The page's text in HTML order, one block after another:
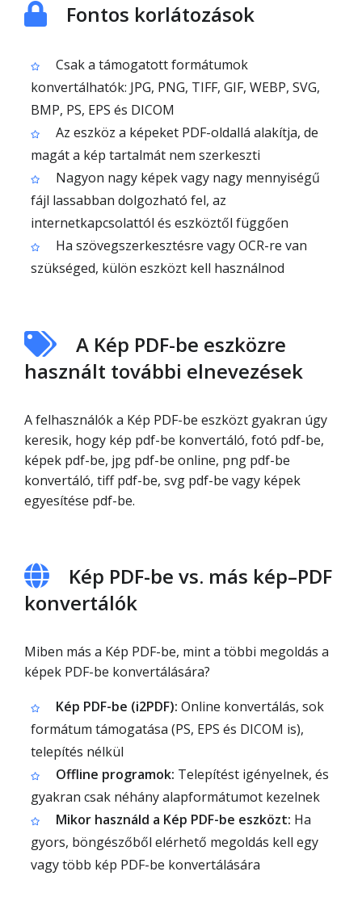
Fontos korlátozások
Csak a támogatott formátumok
konvertálhatók: JPG, PNG, TIFF, GIF, WEBP, SVG,
BMP, PS, EPS és DICOM
Az eszköz a képeket PDF-oldallá alakítja, de
magát a kép tartalmát nem szerkeszti
Nagyon nagy képek vagy nagy mennyiségű
fájl lassabban dolgozható fel, az
internetkapcsolattól és eszköztől függően
Ha szövegszerkesztésre vagy OCR-re van
szükséged, külön eszközt kell használnod
A Kép PDF-be eszközre
használt további elnevezések
A felhasználók a Kép PDF-be eszközt gyakran úgy
keresik, hogy kép pdf-be konvertáló, fotó pdf-be,
képek pdf-be, jpg pdf-be online, png pdf-be
konvertáló, tiff pdf-be, svg pdf-be vagy képek
egyesítése pdf-be.
Kép PDF-be vs. más kép–PDF
konvertálók
Miben más a Kép PDF-be, mint a többi megoldás a
képek PDF-be konvertálására?
Kép PDF-be (i2PDF): Online konvertálás, sok
formátum támogatása (PS, EPS és DICOM is),
telepítés nélkül
Offline programok: Telepítést igényelnek, és
gyakran csak néhány alapformátumot kezelnek
Mikor használd a Kép PDF-be eszközt: Ha
gyors, böngészőből elérhető megoldás kell egy
vagy több kép PDF-be konvertálására